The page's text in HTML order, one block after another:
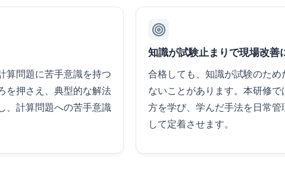
算問題に苦手意識を持つ
を押さえ、典型的な解法
、計算問題への苦手意識
知識が試験止まりで現場改善
合格しても、知識が試験のた
ないことがあります。本研修
方を学び、学んだ手法を日常
して定着させます。